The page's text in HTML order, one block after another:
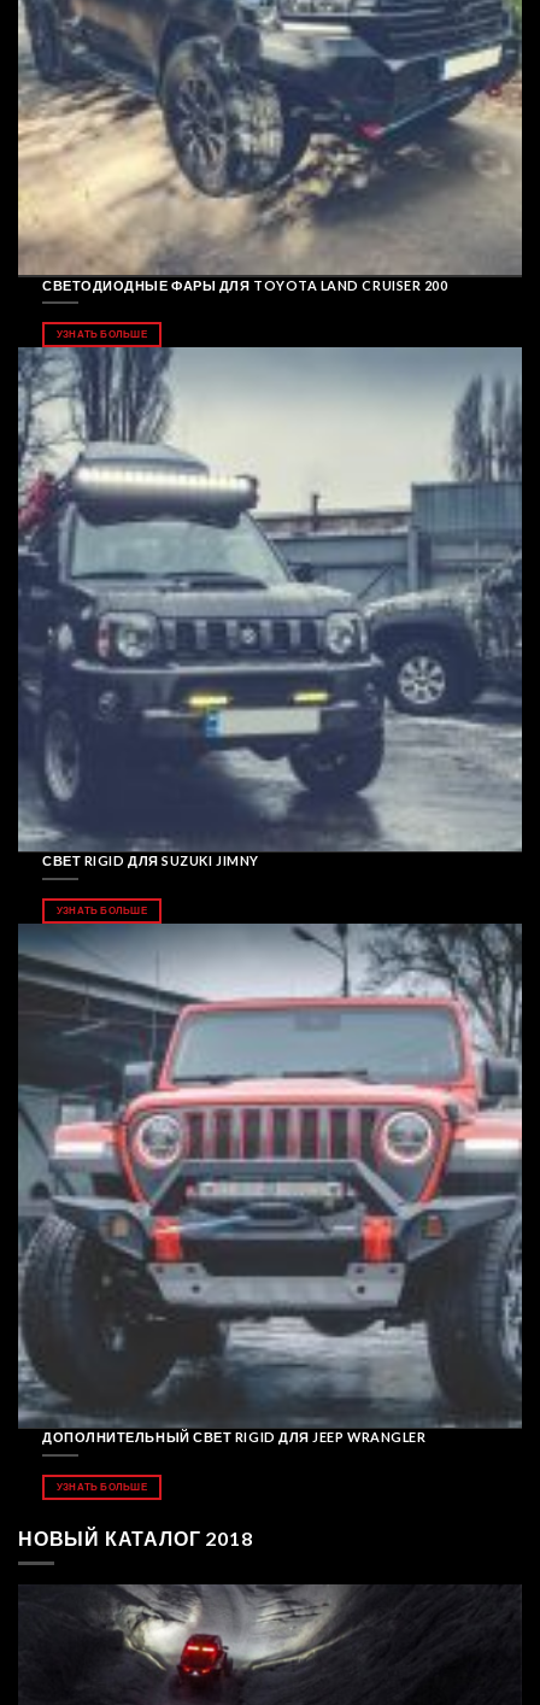
СВЕТОДИОДНЫЕ ФАРЫ ДЛЯ TOYOTA LAND CRUISER 200
УЗНАТЬ БОЛЬШЕ
СВЕТ RIGID ДЛЯ SUZUKI JIMNY
УЗНАТЬ БОЛЬШЕ
ДОПОЛНИТЕЛЬНЫЙ СВЕТ RIGID ДЛЯ JEEP WRANGLER
УЗНАТЬ БОЛЬШЕ
НОВЫЙ КАТАЛОГ 2018